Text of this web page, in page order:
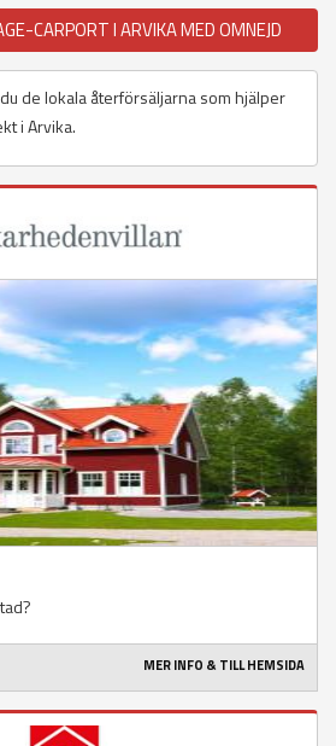
CARPORT I ARVIKA MED OMNEJD
de lokala återförsäljarna som hjälper
i Arvika.
MER INFO & TILL HEMSIDA